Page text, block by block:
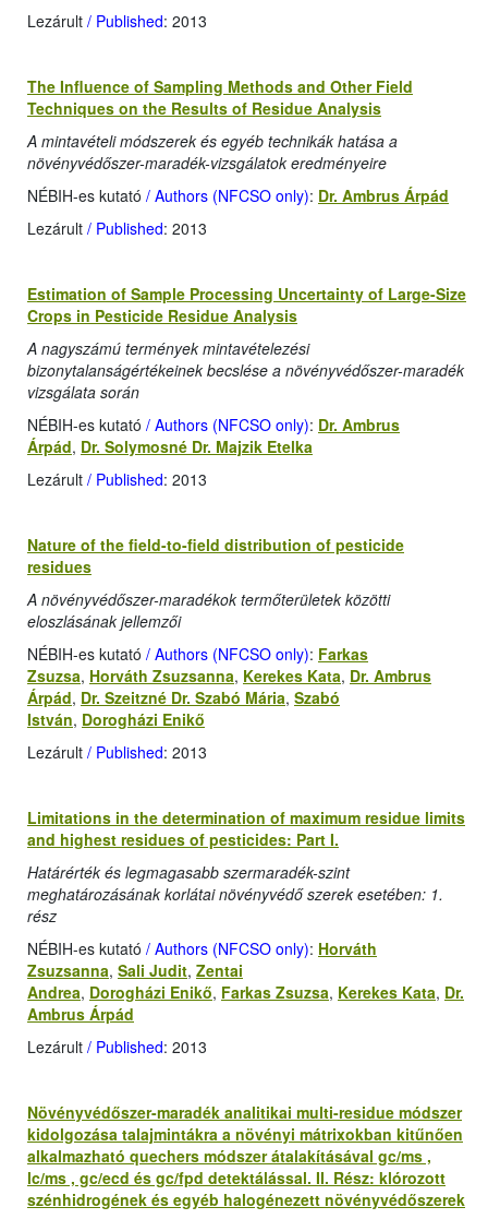
Lezárult / Published: 2013
The Influence of Sampling Methods and Other Field
Techniques on the Results of Residue Analysis
A mintavételi módszerek és egyéb technikák hatása a
növényvédőszer-maradék-vizsgálatok eredményeire
NÉBIH-es kutató / Authors (NFCSO only): Dr. Ambrus Árpád
Lezárult / Published: 2013
Estimation of Sample Processing Uncertainty of Large-Size
Crops in Pesticide Residue Analysis
A nagyszámú termények mintavételezési
bizonytalanságértékeinek becslése a növényvédőszer-maradék
vizsgálata során
NÉBIH-es kutató / Authors (NFCSO only): Dr. Ambrus
Árpád, Dr. Solymosné Dr. Majzik Etelka
Lezárult / Published: 2013
Nature of the field-to-field distribution of pesticide
residues
A növényvédőszer-maradékok termőterületek közötti
eloszlásának jellemzői
NÉBIH-es kutató / Authors (NFCSO only): Farkas
Zsuzsa, Horváth Zsuzsanna, Kerekes Kata, Dr. Ambrus
Árpád, Dr. Szeitzné Dr. Szabó Mária, Szabó
István, Dorogházi Enikő
Lezárult / Published: 2013
Limitations in the determination of maximum residue limits
and highest residues of pesticides: Part I.
Határérték és legmagasabb szermaradék-szint
meghatározásának korlátai növényvédő szerek esetében: 1.
rész
NÉBIH-es kutató / Authors (NFCSO only): Horváth
Zsuzsanna, Sali Judit, Zentai
Andrea, Dorogházi Enikő, Farkas Zsuzsa, Kerekes Kata, Dr.
Ambrus Árpád
Lezárult / Published: 2013
Növényvédőszer-maradék analitikai multi-residue módszer
kidolgozása talajmintákra a növényi mátrixokban kitűnően
alkalmazható quechers módszer átalakításával gc/ms ,
lc/ms , gc/ecd és gc/fpd detektálással. II. Rész: klórozott
szénhidrogének és egyéb halogénezett növényvédőszerek